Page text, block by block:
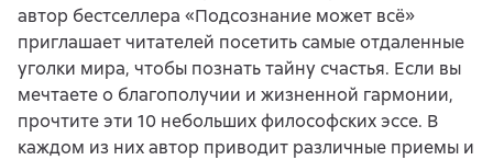
автор бестселлера «Подсознание может всё»
приглашает читателей посетить самые отдаленные
уголки мира, чтобы познать тайну счастья. Если вы
мечтаете о благополучии и жизненной гармонии,
прочтите эти 10 небольших философских эссе. В
каждом из них автор приводит различные приемы и